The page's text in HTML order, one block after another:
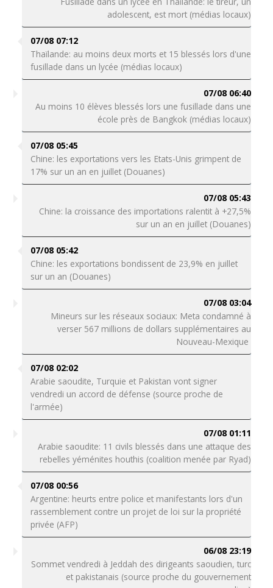
adolescent, est mort (médias locaux)
07/08 07:12
Thaïlande: au moins deux morts et 15 blessés lors d'une
fusillade dans un lycée (médias locaux)
07/08 06:40
Au moins 10 élèves blessés lors une fusillade dans une
école près de Bangkok (médias locaux)
07/08 05:45
Chine: les exportations vers les Etats-Unis grimpent de
17% sur un an en juillet (Douanes)
07/08 05:43
Chine: la croissance des importations ralentit à +27,5%
sur un an en juillet (Douanes)
07/08 05:42
Chine: les exportations bondissent de 23,9% en juillet
sur un an (Douanes)
07/08 03:04
Mineurs sur les réseaux sociaux: Meta condamné à
verser 567 millions de dollars supplémentaires au
Nouveau-Mexique
07/08 02:02
Arabie saoudite, Turquie et Pakistan vont signer
vendredi un accord de défense (source proche de
l'armée)
07/08 01:11
Arabie saoudite: 11 civils blessés dans une attaque des
rebelles yéménites houthis (coalition menée par Ryad)
07/08 00:56
Argentine: heurts entre police et manifestants lors d'un
rassemblement contre un projet de loi sur la propriété
privée (AFP)
06/08 23:19
Sommet vendredi à Jeddah des dirigeants saoudien, turc
et pakistanais (source proche du gouvernement